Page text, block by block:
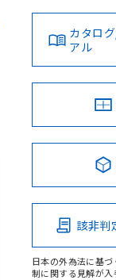
カタロ
アル
該非判
日本の外為法に基
制に関する見解が入